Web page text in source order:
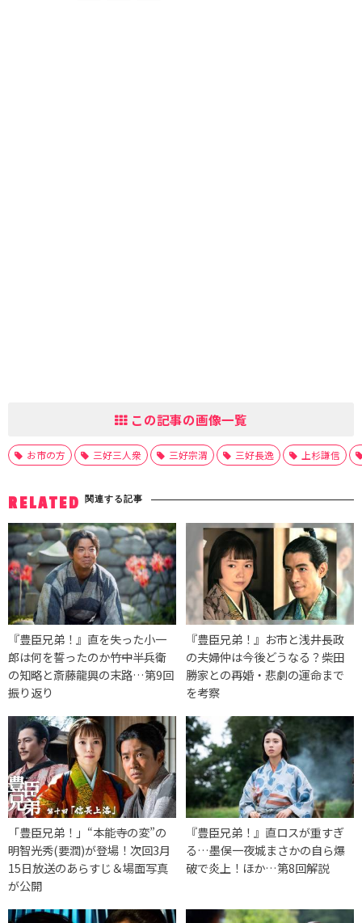
この記事の画像一覧
お市の方 三好三人衆 三好宗渭 三好長逸 上杉謙信
RELATED 関連する記事
『豊臣兄弟！』直を失った小一
郎は何を誓ったのか――竹中半兵衛
の知略と斎藤龍興の末路…第9回
振り返り
『豊臣兄弟！』お市と浅井長政
の夫婦仲は今後どうなる？柴田
勝家との再婚・悲劇の運命まで
を考察
「豊臣兄弟！」“本能寺の変”の
明智光秀(要潤)が登場！次回3月
15日放送のあらすじ＆場面写真
が公開
『豊臣兄弟！』直ロスが重すぎ
る…墨俣一夜城まさかの自ら爆
破で炎上！ほか…第8回解説